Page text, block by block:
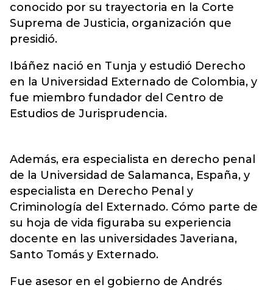
conocido por su trayectoria en la Corte
Suprema de Justicia, organización que
presidió.
Ibáñez nació en Tunja y estudió Derecho
en la Universidad Externado de Colombia, y
fue miembro fundador del Centro de
Estudios de Jurisprudencia.
Además, era especialista en derecho penal
de la Universidad de Salamanca, España, y
especialista en Derecho Penal y
Criminología del Externado. Cómo parte de
su hoja de vida figuraba su experiencia
docente en las universidades Javeriana,
Santo Tomás y Externado.
Fue asesor en el gobierno de Andrés